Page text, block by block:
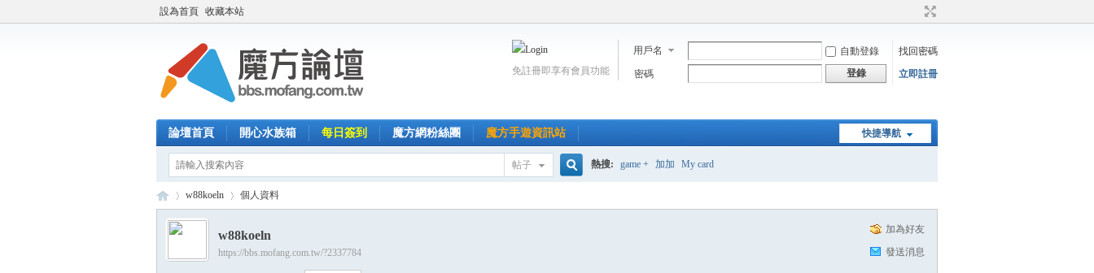
設為首頁 收藏本站
用戶名 自動登錄
找回密碼
密碼
登錄 立即註冊
免註冊即享有會員功能
快捷導航
論壇首頁 開心水族箱 每日簽到 魔方網粉絲團 魔方手遊資訊站
帖子 熱搜: game + 加加 My card
›
w88koeln 個人資料
加為好友
發送消息
w88koeln
https://bbs.mofang.com.tw/?2337784